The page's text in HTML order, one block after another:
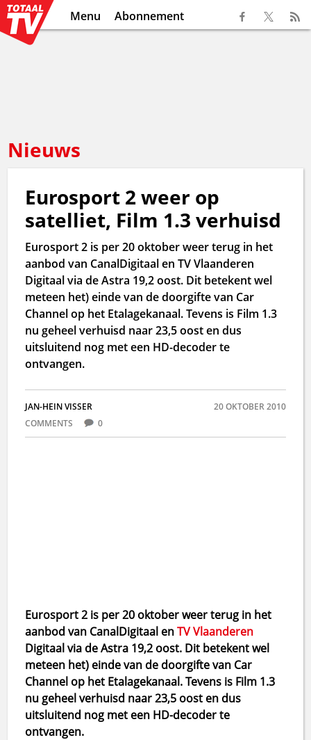
Menu Abonnement
Nieuws
Eurosport 2 weer op
satelliet, Film 1.3 verhuisd
Eurosport 2 is per 20 oktober weer terug in het
aanbod van CanalDigitaal en TV Vlaanderen
Digitaal via de Astra 19,2 oost. Dit betekent wel
meteen het) einde van de doorgifte van Car
Channel op het Etalagekanaal. Tevens is Film 1.3
nu geheel verhuisd naar 23,5 oost en dus
uitsluitend nog met een HD-decoder te
ontvangen.
JAN-HEIN VISSER
20 OKTOBER 2010
COMMENTS
0
Eurosport 2 is per 20 oktober weer terug in het
aanbod van CanalDigitaal enTV Vlaanderen
Digitaal via de Astra 19,2 oost. Dit betekent wel
meteen het) einde van de doorgifte van Car
Channel op het Etalagekanaal. Tevens is Film 1.3
nu geheel verhuisd naar 23,5 oost en dus
uitsluitend nog met een HD-decoder te
ontvangen.